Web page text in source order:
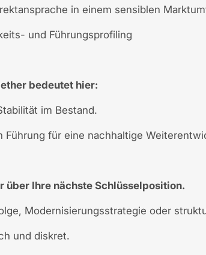
in einem sensiblen
und Führungsprofiling
bedeutet hier:
im Bestand.
Führung für eine nachhaltige
über Ihre nächste Schlüsselposition.
Modernisierungsstrategie oder
und diskret.